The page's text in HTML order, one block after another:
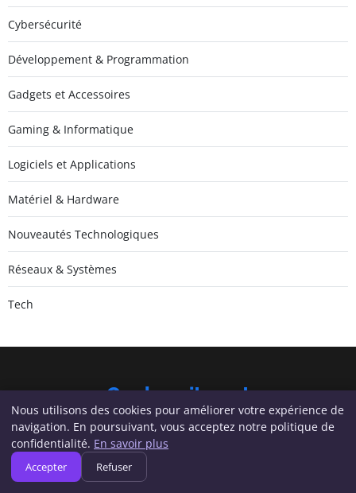
Cybersécurité
Développement & Programmation
Gadgets et Accessoires
Gaming & Informatique
Logiciels et Applications
Matériel & Hardware
Nouveautés Technologiques
Réseaux & Systèmes
Tech
Geeksunite.net
Inscrivez-vous pour recevoir nos derniers articles directement
dans votre boîte mail.
Nous utilisons des cookies pour améliorer votre expérience de
navigation. En poursuivant, vous acceptez notre politique de
confidentialité. En savoir plus
Accepter Refuser